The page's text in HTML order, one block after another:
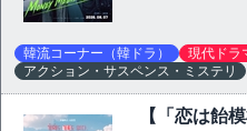
韓流コーナー（韓ドラ）
現代ドラ
アクション・サスペンス・ミステリ
【「恋は飴